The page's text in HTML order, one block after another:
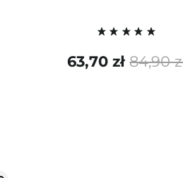
84,90
63,70 zł